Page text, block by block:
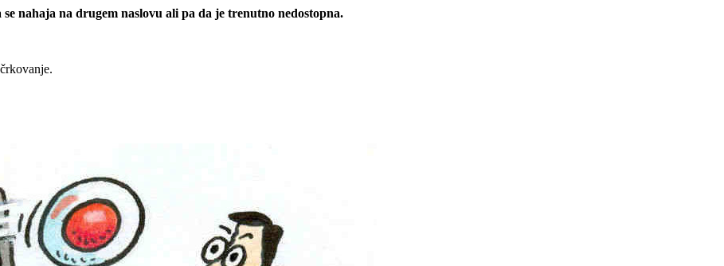
nahaja na drugem naslovu ali pa da je trenutno nedostopna.